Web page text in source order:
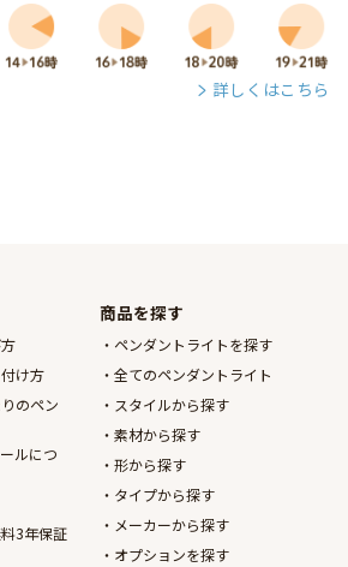
詳しくはこちら
け方
のペン
ルにつ
3年保証
商品を探す
ペンダントライトを探す
全てのペンダントライト
スタイルから探す
素材から探す
形から探す
タイプから探す
メーカーから探す
オプションを探す